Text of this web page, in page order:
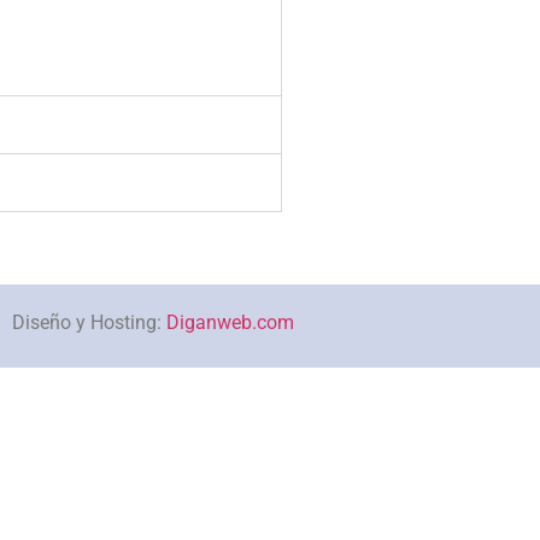
Diseño y Hosting: Diganweb.com